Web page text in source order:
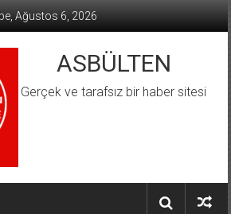
Ağustos 6, 2026
ASBÜLTEN
Gerçek ve tarafsız bir haber sitesi